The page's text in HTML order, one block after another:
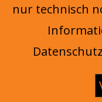
a
nnur technisch